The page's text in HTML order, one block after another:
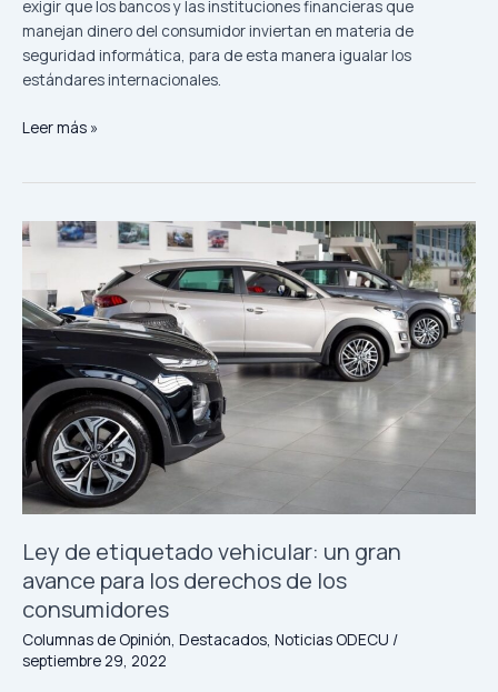
exigir que los bancos y las instituciones financieras que
manejan dinero del consumidor inviertan en materia de
seguridad informática, para de esta manera igualar los
estándares internacionales.
Leer más »
Ley de etiquetado vehicular: un gran
avance para los derechos de los
consumidores
Columnas de Opinión, Destacados, Noticias ODECU /
septiembre 29, 2022
Ley
etiquetado
vehicular:
un
gran
avance
para
los
derechos
de
los